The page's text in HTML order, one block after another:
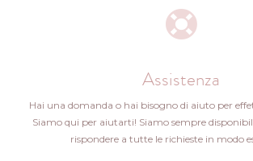
Assistenza
Hai una domanda o hai bisogno di aiuto per
Siamo qui per aiutarti! Siamo sempre
rispondere a tutte le richieste in modo